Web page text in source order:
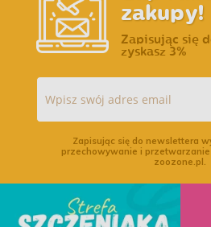
zakupy!
Zapisując się
zyskasz 3%
Zapisując się do newslettera
przechowywanie i
zoozone.pl.